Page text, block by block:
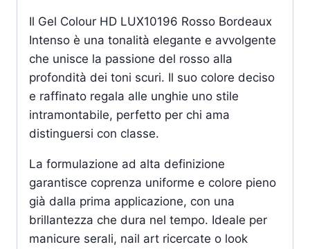
Il Gel Colour HD LUX10196 Rosso Bordeaux
Intenso è una tonalità elegante e avvolgente
che unisce la passione del rosso alla
profondità dei toni scuri. Il suo colore deciso
e raffinato regala alle unghie uno stile
intramontabile, perfetto per chi ama
distinguersi con classe.
La formulazione ad alta definizione
garantisce coprenza uniforme e colore pieno
già dalla prima applicazione, con una
brillantezza che dura nel tempo. Ideale per
manicure serali, nail art ricercate o look